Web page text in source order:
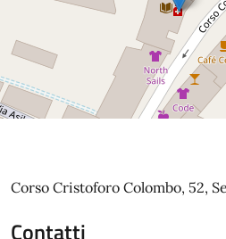
Corso Cristoforo Colombo, 52,
Contatti